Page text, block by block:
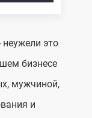
это
бизнесе
мужчиной,
и